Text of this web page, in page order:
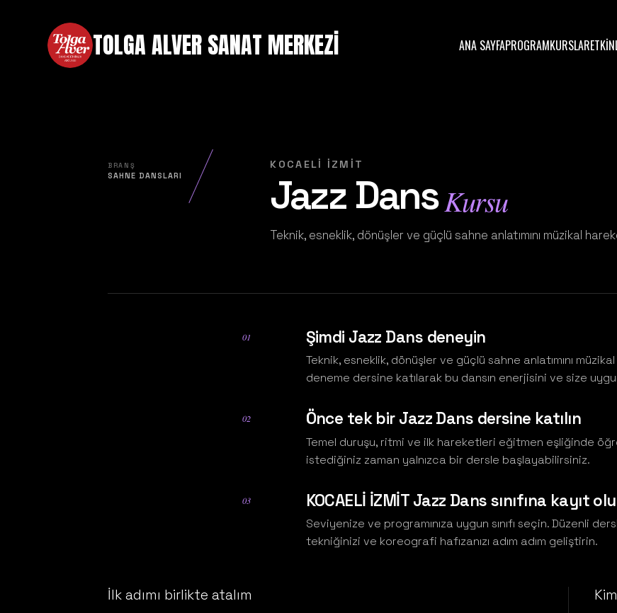
TOLGA ALVER SANAT MERKEZİ ANA SAYFAPROGRAMKURSLAR
BRANŞ
SAHNE DANSLARI
KOCAELİ İZMİT
Jazz DansKursu
Teknik, esneklik, dönüşler ve güçlü sahne anlatımını müzikal
01 Şimdi Jazz Dans deneyin
Teknik, esneklik, dönüşler ve güçlü sahne anlatımını
deneme dersine katılarak bu dansın enerjisini ve size
02 Önce tek bir Jazz Dans dersine katılın
Temel duruşu, ritmi ve ilk hareketleri eğitmen eşliğinde
istediğiniz zaman yalnızca bir dersle başlayabilirsiniz.
03 KOCAELİ İZMİT Jazz Dans sınıfına kayıt
Seviyenize ve programınıza uygun sınıfı seçin. Düzenli
tekniğinizi ve koreografi hafızanızı adım adım geliştirin.
İlk adımı birlikte atalım